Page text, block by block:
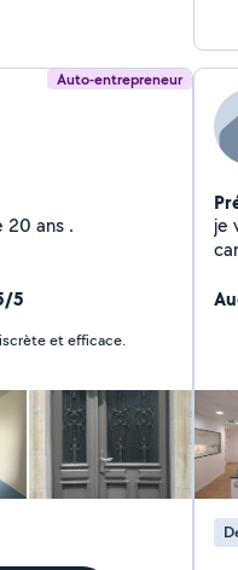
Auto-entrepreneur
20 ans .
5
et efficace.
je